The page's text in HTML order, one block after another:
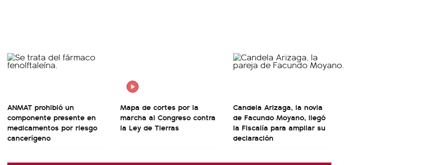
ANMAT prohibió un
componente presente en
medicamentos por riesgo
cancerígeno
Mapa de cortes por la
marcha al Congreso contra
la Ley de Tierras
Candela Arizaga, la novia
de Facundo Moyano, llegó
la Fiscalía para ampliar su
declaración